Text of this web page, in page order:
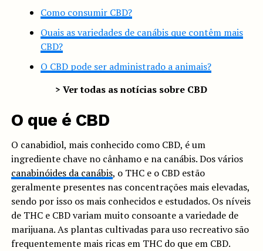
Como consumir CBD?
Quais as variedades de canábis que contêm mais
CBD?
O CBD pode ser administrado a animais?
> Ver todas as notícias sobre CBD
O que é CBD
O canabidiol, mais conhecido como CBD, é um
ingrediente chave no cânhamo e na canábis. Dos vários
canabinóides da canábis, o THC e o CBD estão
geralmente presentes nas concentrações mais elevadas,
sendo por isso os mais conhecidos e estudados. Os níveis
de THC e CBD variam muito consoante a variedade de
marijuana. As plantas cultivadas para uso recreativo são
frequentemente mais ricas em THC do que em CBD.